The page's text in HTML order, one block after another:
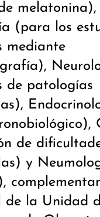
melatonina),
(para los
mediante
de patologías
de
y
de la Unidad